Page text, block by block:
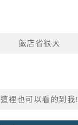
飯店省很大
這裡也可以看的到我!